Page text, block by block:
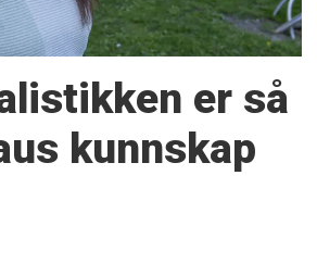
er så
kunnskap